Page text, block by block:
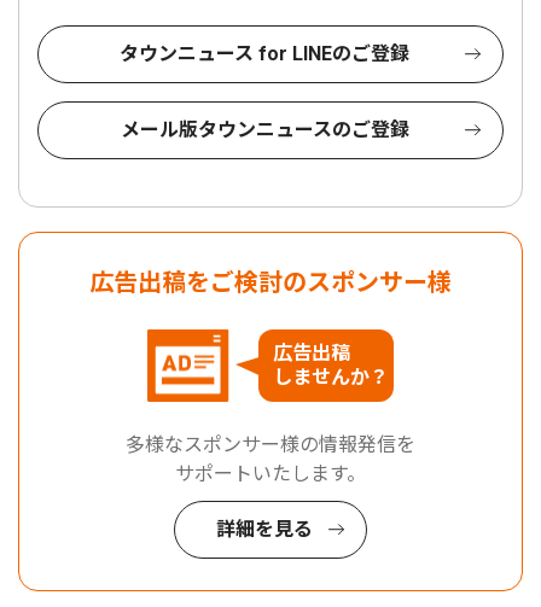
タウンニュース for LINEのご登録
メール版タウンニュースのご登録
広告出稿をご検討のスポンサー様
広告出稿
しませんか？
多様なスポンサー様の情報発信を
サポートいたします。
詳細を見る